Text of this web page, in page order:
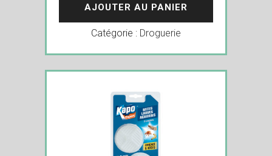
AJOUTER AU PANIER
Catégorie : Droguerie